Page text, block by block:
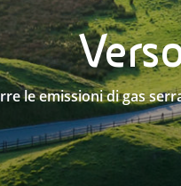
le emissioni di gas